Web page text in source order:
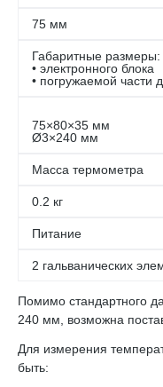
75 мм
Габаритные размеры:
• электронного блока
• погружаемой части
75×80×35 мм
Ø3×240 мм
Масса термометра
0.2 кг
Питание
2 гальванических
Помимо стандартного
240 мм, возможна
Для измерения
быть: